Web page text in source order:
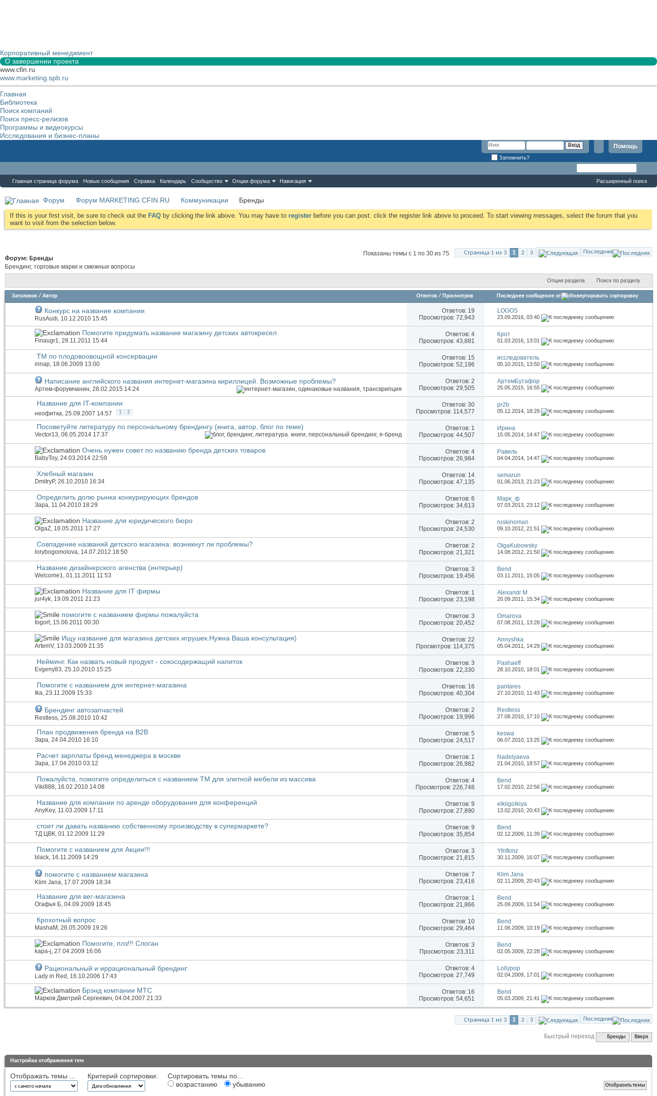
Корпоративный менеджмент
О завершении проекта
www.cfin.ru
www.marketing.spb.ru
Главная
Библиотека
Поиск компаний
Поиск пресс-релизов
Программы и видеокурсы
Исследования и бизнес-планы
Помощь
Запомнить?
Главная страница форума Новые сообщения Справка Календарь Сообщество Опции форума Навигация Расширенный поиск
Форум Форум MARKETING.CFIN.RU Коммуникации Бренды
If this is your first visit, be sure to check out the FAQ by clicking the link above. You may have to register before you can post: click the register link above to proceed. To start viewing messages, select the forum that you
want to visit from the selection below.
Страница 1 из 3 1 2 3 Последняя
Показаны темы с 1 по 30 из 75
Форум: Бренды
Брендинг, торговые марки и смежные вопросы
Опции раздела Поиск по разделу
Заголовок / Автор Ответов / Просмотров Последнее сообщение от
Конкурс на название компании
RusAudi, 10.12.2010 15:45
Ответов: 19
Просмотров: 72,943
LOGOS
23.09.2016,03:40
Помогите придумать название магазину детских автокресел
Finaugr1, 28.11.2011 15:44
Ответов: 4
Просмотров: 43,881
Крот
01.03.2016, 13:01
ТМ по плодовоовощной консервации
irinap, 18.06.2009 13:00
Ответов: 15
Просмотров: 52,196
исследователь
05.10.2015, 13:50
Написание английского названия интернет-магазина кириллицей. Возможные проблемы?
Артем-форумчанин, 28.02.2015 14:24
Ответов: 2
Просмотров: 29,505
АртемБутафор
25.05.2015, 16:55
Название для IT-компании
неофитка, 25.09.2007 14:57 1 2
Ответов: 30
Просмотров: 114,577
pr2b
05.12.2014, 18:29
Посоветуйте литературу по персональному брендингу (книга, автор, блог по теме)
Vector13, 06.05.2014 17:37
Ответов: 1
Просмотров: 44,507
Иринa
15.05.2014, 14:47
Очень нужен совет по названию бренда детских товаров
BabyToy, 24.03.2014 22:59
Ответов: 4
Просмотров: 26,984
Равиль
04.04.2014, 14:47
Хлебный магазин
DmitryP, 26.10.2010 16:34
Ответов: 14
Просмотров: 47,135
semarun
01.06.2013,21:23
Определить долю рынка конкурирующих брендов
Зара, 11.04.2010 18:29
Ответов: 6
Просмотров: 34,613
Марк_ф
07.03.2013,23:12
Название для юридического бюро
OlgaZ, 18.05.2011 17:27
Ответов: 2
Просмотров: 24,530
ruskinoman
09.10.2012,21:51
Совпадение названий детского магазина: возникнут ли проблемы?
lorybogomolova, 14.07.2012 18:50
Ответов: 2
Просмотров: 21,321
OlgaKubowsky
14.08.2012,21:50
Название дизайнерского агенства (интерьер)
Welcome1, 01.11.2011 11:53
Ответов: 3
Просмотров: 19,456
Bend
03.11.2011, 15:05
Название для IT фирмы
jur4yk, 19.09.2011 21:23
Ответов: 1
Просмотров: 23,198
Alexandr M
20.09.2011, 15:34
помогите с названием фирмы пожалуйста
fogort, 15.06.2011 00:30
Ответов: 3
Просмотров: 20,452
Omarova
07.08.2011, 13:28
Ищу название для магазина детских игрушек.Нужна Ваша консультация)
ArtemV, 13.03.2009 21:35
Ответов: 22
Просмотров: 114,375
Annyshka
05.04.2011, 14:29
Нейминг. Как назвать новый продукт - сокосодержащий напиток
Evgeny83, 25.10.2010 15:25
Ответов: 3
Просмотров: 22,330
Pashaeff
28.10.2010, 18:01
Помогите с названием для интернет-магазина
Ika, 23.11.2009 15:33
Ответов: 16
Просмотров: 40,304
pantares
27.10.2010, 11:43
Брендинг автозапчастей
Restless, 25.08.2010 10:42
Ответов: 2
Просмотров: 19,996
Restless
27.08.2010, 17:10
План продвижения бренда на B2B
Зара, 24.04.2010 16:10
Ответов: 5
Просмотров: 24,517
keswa
06.07.2010, 13:25
Расчет зарплаты бренд менеджера в москве
Зара, 17.04.2010 03:12
Ответов: 1
Просмотров: 26,982
Nadelyaeva
21.04.2010, 18:57
Пожалуйста, помогите определиться с названием ТМ для элитной мебели из массива
Viki888, 16.02.2010 14:08
Ответов: 4
Просмотров: 226,748
Bend
17.02.2010,22:56
Название для компании по аренде оборудования для конференций
AnyKey, 11.03.2009 17:11
Ответов: 9
Просмотров: 27,890
elkiigolkiya
13.02.2010,20:43
стоит ли давать названию собственному производству в супермаркете?
ТД ЦВК, 01.12.2009 11:29
Ответов: 9
Просмотров: 35,854
Bend
02.12.2009, 11:39
Помогите с названием для Акции!!!
black, 16.11.2009 14:29
Ответов: 3
Просмотров: 21,815
Yfnfkmz
30.11.2009, 16:07
помогите с названием магазина
Klim Jana, 17.07.2009 18:34
Ответов: 7
Просмотров: 23,416
Klim Jana
02.11.2009,20:43
Название для вег-магазина
Огафья Б, 04.09.2009 18:45
Ответов: 1
Просмотров: 21,866
Bend
25.09.2009, 11:54
Крохотный вопрос
MashaM , 26.05.2009 19:26
Ответов: 10
Просмотров: 29,464
Bend
11.06.2009, 10:19
Помогите, плз!!! Слоган
kapa-j, 27.04.2009 16:06
Ответов: 3
Просмотров: 23,311
Bend
02.05.2009,22:28
Рациональный и иррациональный брендинг
Lady in Red , 16.10.2006 17:43
Ответов: 4
Просмотров: 27,749
Lollypop
02.04.2009, 17:01
Брэнд компании МТС
Марков Дмитрий Сергеевич, 04.04.2007 21:33
Ответов: 16
Просмотров: 54,651
Bend
05.03.2009,21:41
Страница 1 из 3 1 2 3 Последняя
Быстрый переход Бренды Вверх
Настройка отображения тем
Отображать темы ... Критерий сортировки:
Сортировать темы по...
возрастанию
убыванию